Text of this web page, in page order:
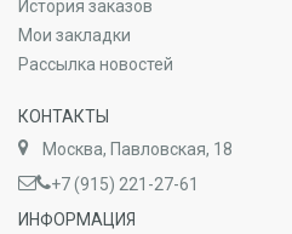
История заказов
Мои закладки
Рассылка новостей
КОНТАКТЫ
Москва, Павловская, 18
+7 (915) 221-27-61
ИНФОРМАЦИЯ